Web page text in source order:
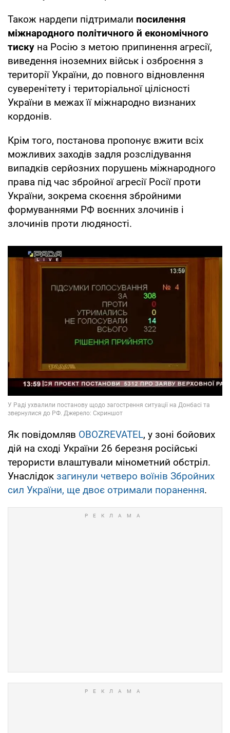
Також нардепи підтримали посилення
міжнародного політичного й економічного
тиску на Росію з метою припинення агресії,
виведення іноземних військ і озброєння з
території України, до повного відновлення
суверенітету і територіальної цілісності
України в межах її міжнародно визнаних
кордонів.
Крім того, постанова пропонує вжити всіх
можливих заходів задля розслідування
випадків серйозних порушень міжнародного
права під час збройної агресії Росії проти
України, зокрема скоєння збройними
формуваннями РФ воєнних злочинів і
злочинів проти людяності.
Як повідомляв OBOZREVATEL, у зоні бойових
дій на сході України 26 березня російські
терористи влаштували мінометний обстріл.
Унаслідок загинули четверо воїнів Збройних
сил України, ще двоє отримали поранення.